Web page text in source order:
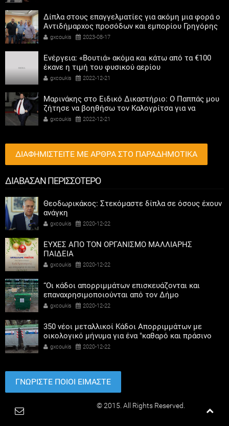
Δίπλα στους επαγγελματίες για ακόμη μια φορά ο
Αντιδήμαρχος προσόδων και εμπορίου Γρηγόρης
Καψοκόλης
gxcoukis 2023-08-17
Ενέργεια: «Βουτιά» ακόμα και κάτω από τα €100
έκανε η τιμή του φυσικού αερίου
gxcoukis 2022-12-21
Μαρινάκης στο Ειδικό Δικαστήριο: Ο Παππάς μου
ζήτησε να βοηθήσω τον Καλογρίτσα για να
αποκτήσει σταθμό ο ΣΥΡΙΖΑ
gxcoukis 2022-12-21
ΔΙΑΦΗΜΙΣΤΕΙΤΕ ΜΕ ΑΡΘΡΑ ΣΤΟ ΠΑΡΑΔΗΜΟΤΙΚΑ
ΔΙΑΒΑΣΑΝ ΠΕΡΙΣΣΟΤΕΡΟ
Θεοδωρικάκος: Στεκόμαστε δίπλα σε όσους έχουν
ανάγκη
gxcoukis 2020-12-22
ΕΥΧΕΣ ΑΠΟ ΤΟΝ ΟΡΓΑΝΙΣΜΟ ΜΑΛΛΙΑΡΗΣ
ΠΑΙΔΕΙΑ
gxcoukis 2020-12-22
“Οι κάδοι απορριμμάτων επισκευάζονται και
επαναχρησιμοποιούνται από τον Δήμο
Λυκόβρυσης- Πεύκης”
gxcoukis 2020-12-22
350 νέοι μεταλλικοί Κάδοι Απορριμμάτων με
οικολογικό μήνυμα για ένα "καθαρό και πράσινο
Δήμο Διονύσου"
gxcoukis 2020-12-22
ΓΝΩΡΙΣΤΕ ΠΟΙΟΙ ΕΙΜΑΣΤΕ
© 2015. All Rights Reserved.